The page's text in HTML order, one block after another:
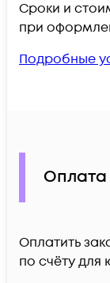
Сроки и
при
Подробные
Оплата
Оплатить
по счёту для